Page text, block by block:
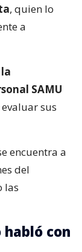
, quien lo
a
SAMU
sus
encuentra a
del
las
habló con